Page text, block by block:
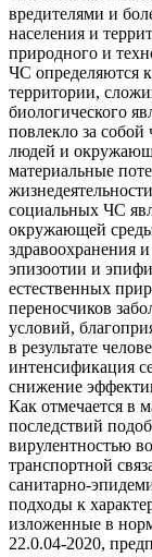
вредителями и
населения и
природного и
ЧС определяются
территории,
биологического
повлекло за
людей и
материальные
социальных ЧС
окружающей
здравоохранения
эпизоотии и
естественных
переносчиков
условий,
в результате
интенсификация
снижение
Как отмечается в
последствий
вирулентностью
транспортной
санитарно-
подходы к
изложенные в
22.0.04-2020,